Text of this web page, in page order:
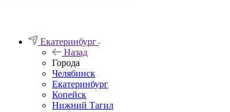
Екатеринбург
Назад
Города
Челябинск
Екатеринбург
Копейск
Нижний Тагил